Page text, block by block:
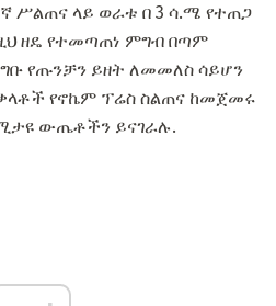
ሥልጠና ላይ ወራቱ በ 3 ሳ.ሜ የተጠጋ
ዘዴ የተመጣጠነ ምግብ በጣም
የጡንቻን ይዘት ለመመለስ ሳይሆን
የኖኬም ፕሬስ ስልጠና ከመጀመሩ
ውጤቶችን ይናገራሉ.